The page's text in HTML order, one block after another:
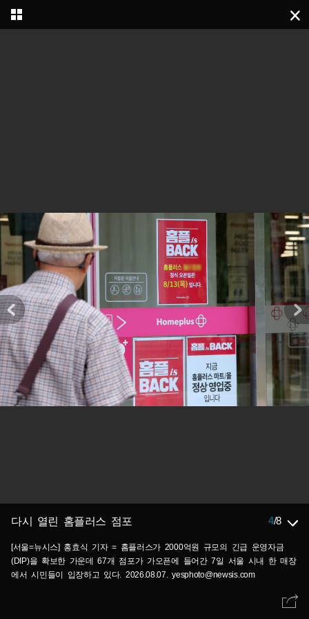
다시 열린 홈플러스 점포 4/8
[서울=뉴시스] 홍효식 기자 = 홈플러스가 2000억원 규모의 긴급 운영자금
(DIP)을 확보한 가운데 67개 점포가 가오픈에 들어간 7일 서울 시내 한 매장
에서 시민들이 입장하고 있다. 2026.08.07. yesphoto@newsis.com